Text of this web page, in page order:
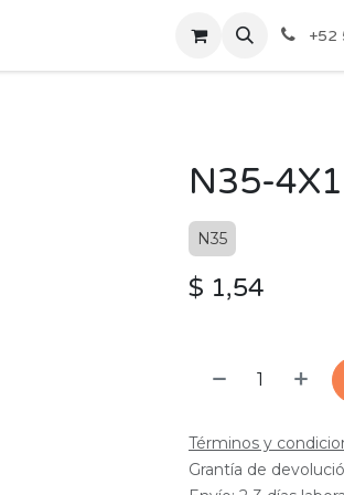
+52
N35-
N35
$ 1,54
Términos y
Grantía de